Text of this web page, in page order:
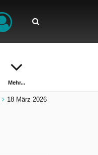
Mehr...
18 März 2026